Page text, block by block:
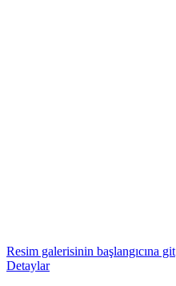
Resim galerisinin başlangıcına git
Detaylar